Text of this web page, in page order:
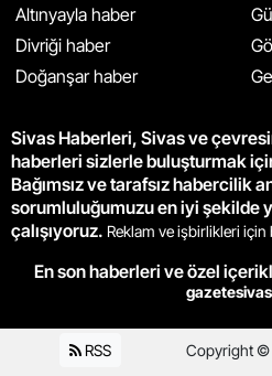
Altınyayla haber
Divriği haber
Doğanşar haber
Sivas Haberleri, Sivas ve
haberleri sizlerle buluşturmak
Bağımsız ve tarafsız habercilik
sorumluluğumuzu en iyi şekilde
çalışıyoruz. Reklam ve işbirlikleri
En son haberleri ve özel
RSS Copyright ©